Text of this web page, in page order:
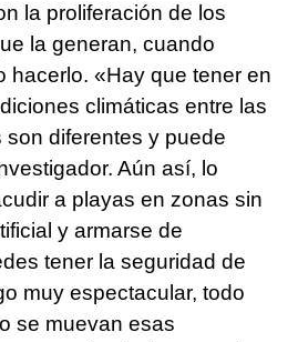
la proliferación de los
la generan, cuando
hacerlo. «Hay que tener en
climáticas entre las
son diferentes y puede
Aún así, lo
a playas en zonas sin
y armarse de
tener la seguridad de
muy espectacular, todo
se muevan esas